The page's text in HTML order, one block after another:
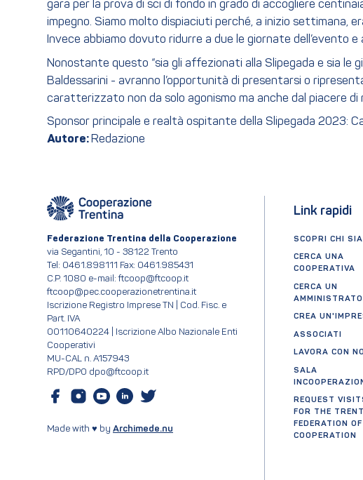
gara per la prova di sci di fondo in grado di accogliere
impegno. Siamo molto dispiaciuti perché, a inizio settimana,
Invece abbiamo dovuto ridurre a due le giornate dell’evento
Nonostante questo “sia gli affezionati alla Slipegada e sia le
Baldessarini - avranno l’opportunità di presentarsi o
caratterizzato non da solo agonismo ma anche dal piacere
Sponsor principale e realtà ospitante della Slipegada 2023:
Autore: Redazione
Federazione Trentina della Cooperazione
via Segantini, 10 - 38122 Trento
Tel: 0461.898111 Fax: 0461.985431
C.P. 1080 e-mail: ftcoop@ftcoop.it
ftcoop@pec.cooperazionetrentina.it
Iscrizione Registro Imprese TN | Cod. Fisc. e
Part. IVA
00110640224 | Iscrizione Albo Nazionale Enti
Cooperativi
MU-CAL n. A157943
RPD/DPO dpo@ftcoop.it
Made with ♥ by Archimede.nu
Link rapidi
SCOPRI CHI
CERCA UNA
COOPERATIVA
CERCA UN
CREA
ASSOCIATI
LAVORA CON NOI
SALA
REQUEST
FOR THE
FEDERATION OF
COOPERATION